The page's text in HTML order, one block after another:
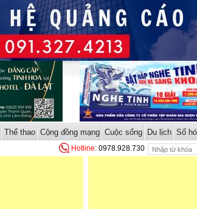
Thể thao Cộng đồng mạng Cuộc sống Du lịch Số
Hotline: 0978.928.730